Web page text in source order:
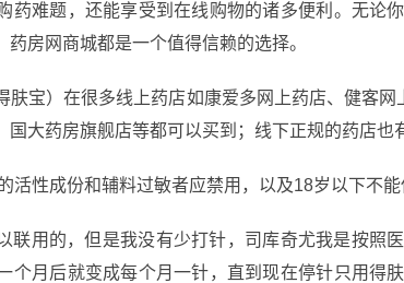
药难题，还能享受到在线购物的诸多便利。无论
房网商城都是一个值得信赖的选择。
肤宝）在很多线上药店如康爱多网上药店、健客
大药房旗舰店等都可以买到；线下正规的药店也
活性成份和辅料过敏者应禁用，以及18岁以下不能
联用的，但是我没有少打针，司库奇尤我是按照
个月后就变成每个月一针，直到现在停针只用得